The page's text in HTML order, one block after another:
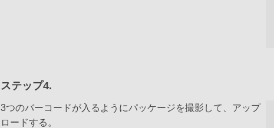
ステップ4.
3つのバーコードが入るようにパッケージを撮影して、アップ
ロードする。